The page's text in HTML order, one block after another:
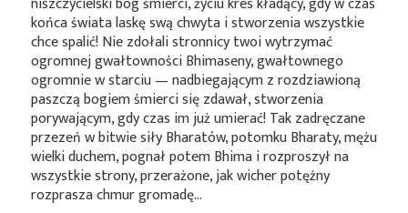
końca świata laskę swą chwyta i stworzenia wszystkie
chce spalić! Nie zdołali stronnicy twoi wytrzymać
ogromnej gwałtowności Bhimaseny, gwałtownego
ogromnie w starciu — nadbiegającym z rozdziawioną
paszczą bogiem śmierci się zdawał, stworzenia
porywającym, gdy czas im już umierać! Tak zadręczane
przezeń w bitwie siły Bharatów, potomku Bharaty, mężu
wielki duchem, pognał potem Bhima i rozproszył na
wszystkie strony, przerażone, jak wicher potężny
rozprasza chmur gromadę…